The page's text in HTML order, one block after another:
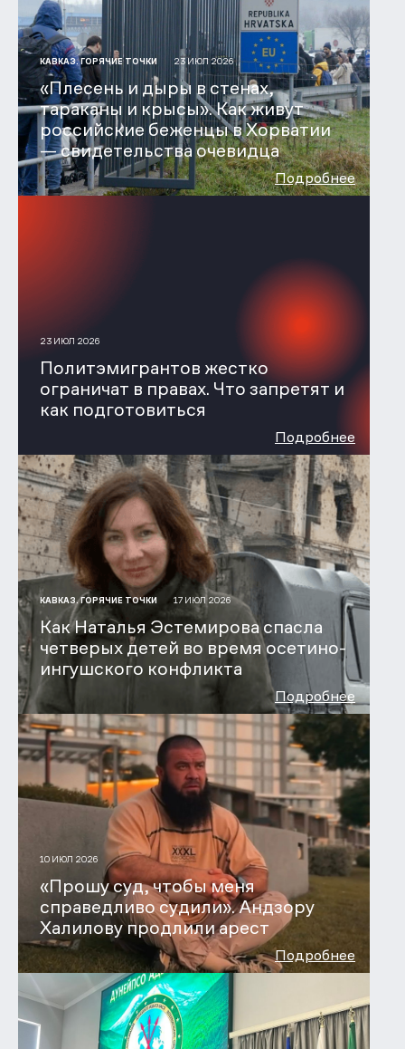
КАВКАЗ. ГОРЯЧИЕ ТОЧКИ 23 ИЮЛ 2026
«Плесень и дыры в стенах,
тараканы и крысы». Как живут
российские беженцы в Хорватии
— свидетельства очевидца
Подробнее
23 ИЮЛ 2026
Политэмигрантов жестко
ограничат в правах. Что запретят и
как подготовиться
Подробнее
КАВКАЗ. ГОРЯЧИЕ ТОЧКИ 17 ИЮЛ 2026
Как Наталья Эстемирова спасла
четверых детей во время осетино-
ингушского конфликта
Подробнее
10 ИЮЛ 2026
«Прошу суд, чтобы меня
справедливо судили». Андзору
Халилову продлили арест
Подробнее